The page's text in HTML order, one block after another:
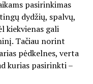
pasirinkimas
dydžių, spalvų,
kiekvienas gali
Tačiau norint
pėdkelnes, verta
kurias pasirinkti –